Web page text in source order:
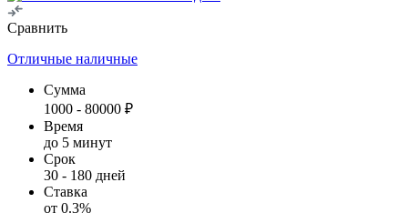
Сравнить
Отличные наличные
Сумма
1000 - 80000 ₽
Время
до 5 минут
Срок
30 - 180 дней
Ставка
от 0.3%